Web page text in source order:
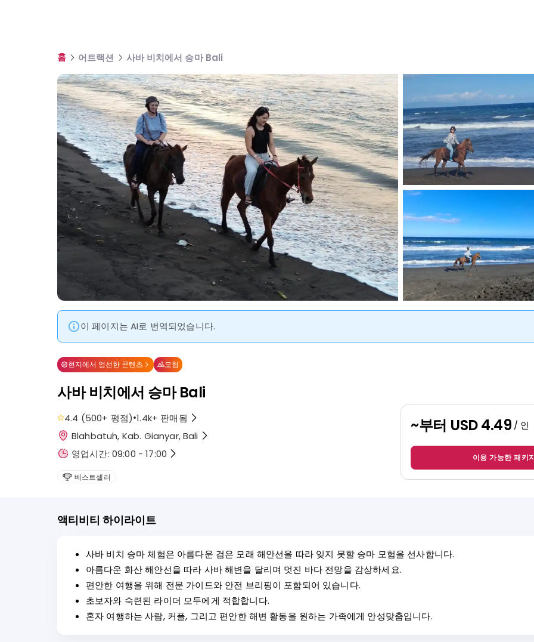
홈 어트랙션 사바 비치에서 승마 Bali
이 페이지는 AI로 번역되었습니다.
현지에서 엄선한 콘텐츠 모험
사바 비치에서 승마 Bali
4.4 (500+ 평점)•1.4k+ 판매됨
Blahbatuh, Kab. Gianyar, Bali
영업시간: 09:00 - 17:00
베스트셀러
~부터 USD 4.49 / 인
이용 가능한 패키
액티비티 하이라이트
사바 비치 승마 체험은 아름다운 검은 모래 해안선을 따라 잊지 못할 승마 모험을 선사합니다.
아름다운 화산 해안선을 따라 사바 해변을 달리며 멋진 바다 전망을 감상하세요.
편안한 여행을 위해 전문 가이드와 안전 브리핑이 포함되어 있습니다.
초보자와 숙련된 라이더 모두에게 적합합니다.
혼자 여행하는 사람, 커플, 그리고 편안한 해변 활동을 원하는 가족에게 안성맞춤입니다.